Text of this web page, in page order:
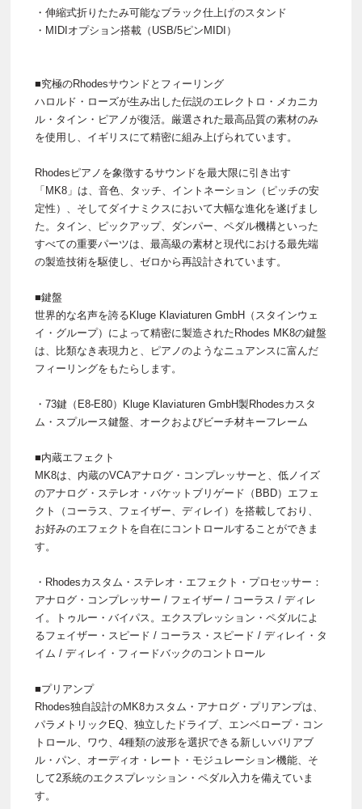
・伸縮式折りたたみ可能なブラック仕上げのスタンド
・MIDIオプション搭載（USB/5ピンMIDI）
■究極のRhodesサウンドとフィーリング
ハロルド・ローズが生み出した伝説のエレクトロ・メカニカ
ル・タイン・ピアノが復活。厳選された最高品質の素材のみ
を使用し、イギリスにて精密に組み上げられています。
Rhodesピアノを象徴するサウンドを最大限に引き出す
「MK8」は、音色、タッチ、イントネーション（ピッチの安
定性）、そしてダイナミクスにおいて大幅な進化を遂げまし
た。タイン、ピックアップ、ダンパー、ペダル機構といった
すべての重要パーツは、最高級の素材と現代における最先端
の製造技術を駆使し、ゼロから再設計されています。
■鍵盤
世界的な名声を誇るKluge Klaviaturen GmbH（スタインウェ
イ・グループ）によって精密に製造されたRhodes MK8の鍵盤
は、比類なき表現力と、ピアノのようなニュアンスに富んだ
フィーリングをもたらします。
・73鍵（E8-E80）Kluge Klaviaturen GmbH製Rhodesカスタ
ム・スプルース鍵盤、オークおよびビーチ材キーフレーム
■内蔵エフェクト
MK8は、内蔵のVCAアナログ・コンプレッサーと、低ノイズ
のアナログ・ステレオ・バケットブリゲード（BBD）エフェ
クト（コーラス、フェイザー、ディレイ）を搭載しており、
お好みのエフェクトを自在にコントロールすることができま
す。
・Rhodesカスタム・ステレオ・エフェクト・プロセッサー：
アナログ・コンプレッサー / フェイザー / コーラス / ディレ
イ。トゥルー・バイパス。エクスプレッション・ペダルによ
るフェイザー・スピード / コーラス・スピード / ディレイ・タ
イム / ディレイ・フィードバックのコントロール
■プリアンプ
Rhodes独自設計のMK8カスタム・アナログ・プリアンプは、
パラメトリックEQ、独立したドライブ、エンベロープ・コン
トロール、ワウ、4種類の波形を選択できる新しいバリアブ
ル・パン、オーディオ・レート・モジュレーション機能、そ
して2系統のエクスプレッション・ペダル入力を備えていま
す。